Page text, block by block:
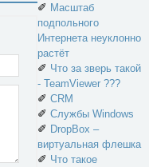
✐ Масштаб
подпольного
Интернета неуклонно
растёт
✐ Что за зверь такой
- TeamViewer ???
✐ CRM
✐ Службы Windows
✐ DropBox –
виртуальная флешка
✐ Что такое